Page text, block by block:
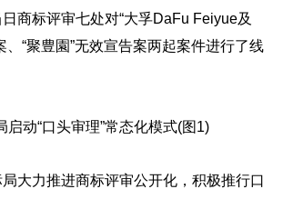
商标评审七处对“大孚DaFu Feiyue及
、“聚豊園”无效宣告案两起案件进行了线
大力推进商标评审公开化，积极推行口